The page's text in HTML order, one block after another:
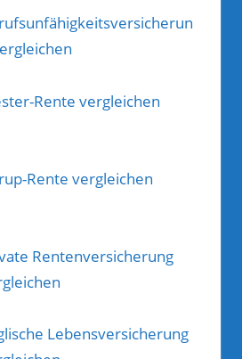
Rente vergleichen
Rente vergleichen
Rentenversicherung
Lebensversicherung